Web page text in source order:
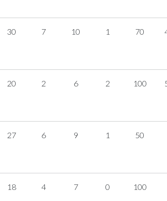
30 7 10 1 70
20 2 6 2 100
27 6 9 1 50
18 4 7 0 100